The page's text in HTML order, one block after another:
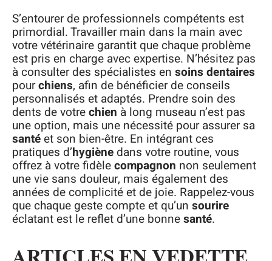
S’entourer de professionnels compétents est
primordial. Travailler main dans la main avec
votre vétérinaire garantit que chaque problème
est pris en charge avec expertise. N’hésitez pas
à consulter des spécialistes en soins dentaires
pourchiens, afin de bénéficier de conseils
personnalisés et adaptés. Prendre soin des
dents de votrechien à long museau n’est pas
une option, mais une nécessité pour assurer sa
santéet son bien-être. En intégrant ces
pratiques d’hygiène dans votre routine, vous
offrez à votre fidèlecompagnon non seulement
une vie sans douleur, mais également des
années de complicité et de joie. Rappelez-vous
que chaque geste compte et qu’un sourire
éclatant est le reflet d’une bonnesanté.